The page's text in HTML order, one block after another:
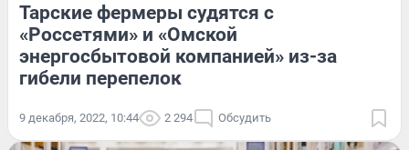
Тарские фермеры судятся с
«Россетями» и «Омской
энергосбытовой компанией» из-за
гибели перепелок
9 декабря, 2022, 10:44 2 294 Обсудить